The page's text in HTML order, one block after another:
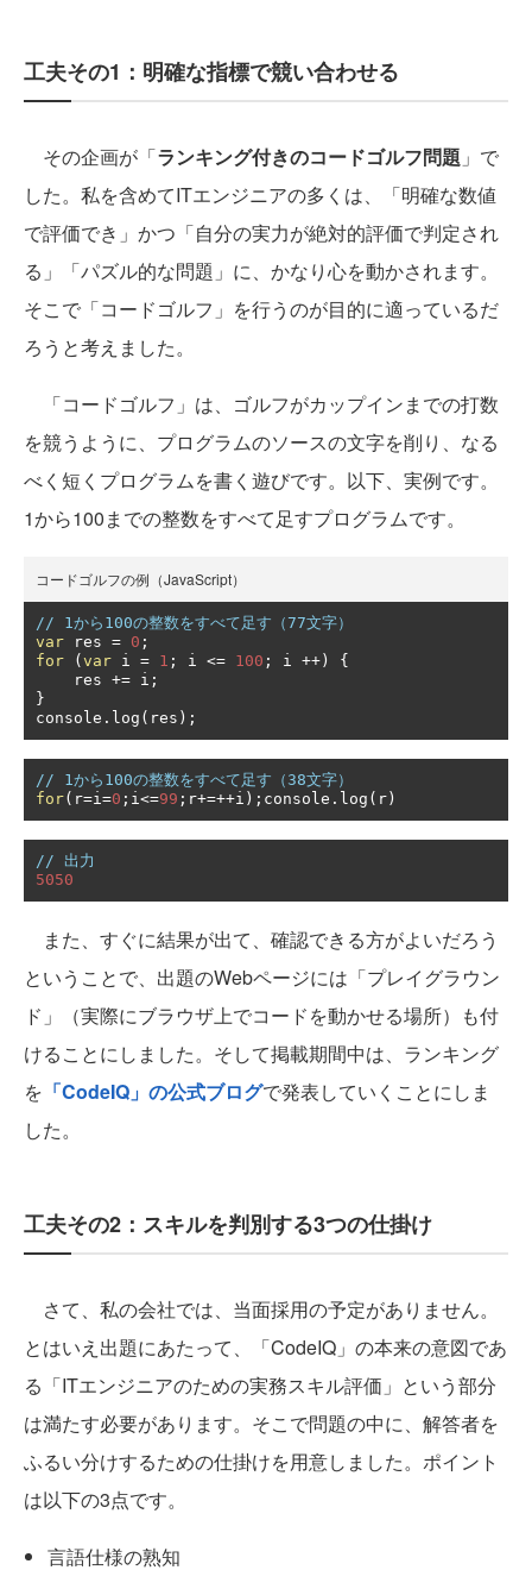
工夫その1：明確な指標で競い合わせる
その企画が「ランキング付きのコードゴルフ問題 」で
した。私を含めてITエンジニアの多くは、「明確な数値
で評価でき」かつ「自分の実力が絶対的評価で判定され
る」「パズル的な問題」に、かなり心を動かされます。
そこで「コードゴルフ」を行うのが目的に適っているだ
ろうと考えました。
「コードゴルフ」は、ゴルフがカップインまでの打数
を競うように、プログラムのソースの文字を削り、なる
べく短くプログラムを書く遊びです。以下、実例です。
1から100までの整数をすべて足すプログラムです。
コードゴルフの例（JavaScript）
// 1から100の整数をすべて足す（77文字）
var res = 0 ;
for
( var i = 1 ; i <= 100 ; i ++)
{
    res
+= i ;
}
console . log ( res );
// 1から100の整数をすべて足す（38文字）
for( r=i=0 ; i<=99 ; r+=++i ); console . log ( r )
// 出力
5050
また、すぐに結果が出て、確認できる方がよいだろう
ということで、出題のWebページには「プレイグラウン
ド」（実際にブラウザ上でコードを動かせる場所）も付
けることにしました。そして掲載期間中は、ランキング
を 「CodeIQ」の公式ブログで発表していくことにしま
した。
工夫その2：スキルを判別する3つの仕掛け
さて、私の会社では、当面採用の予定がありません。
とはいえ出題にあたって、「CodeIQ」の本来の意図であ
る「ITエンジニアのための実務スキル評価」という部分
は満たす必要があります。そこで問題の中に、解答者を
ふるい分けするための仕掛けを用意しました。ポイント
は以下の3点です。
言語仕様の熟知